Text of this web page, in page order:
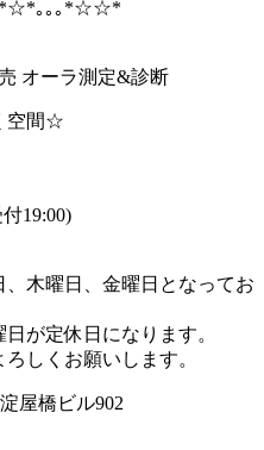
*☆*｡｡｡*☆☆*
オーラ測定&診断
空間☆
19:00)
木曜日、金曜日となってお
が定休日になります。
しくお願いします。
屋橋ビル902